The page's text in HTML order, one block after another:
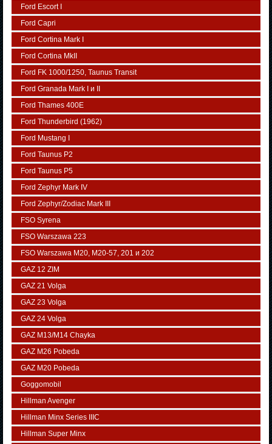
Ford Escort I
Ford Capri
Ford Cortina Mark I
Ford Cortina MkII
Ford FK 1000/1250, Taunus Transit
Ford Granada Mark I и II
Ford Thames 400E
Ford Thunderbird (1962)
Ford Mustang I
Ford Taunus P2
Ford Taunus P5
Ford Zephyr Mark IV
Ford Zephyr/Zodiac Mark III
FSO Syrena
FSO Warszawa 223
FSO Warszawa М20, M20-57, 201 и 202
GAZ 12 ZIM
GAZ 21 Volga
GAZ 23 Volga
GAZ 24 Volga
GAZ M13/M14 Chayka
GAZ M26 Pobeda
GAZ М20 Pobeda
Goggomobil
Hillman Avenger
Hillman Minx Series IIIC
Hillman Super Minx